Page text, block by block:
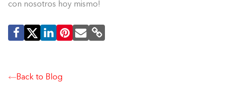
con nosotros hoy mismo!
Back to Blog